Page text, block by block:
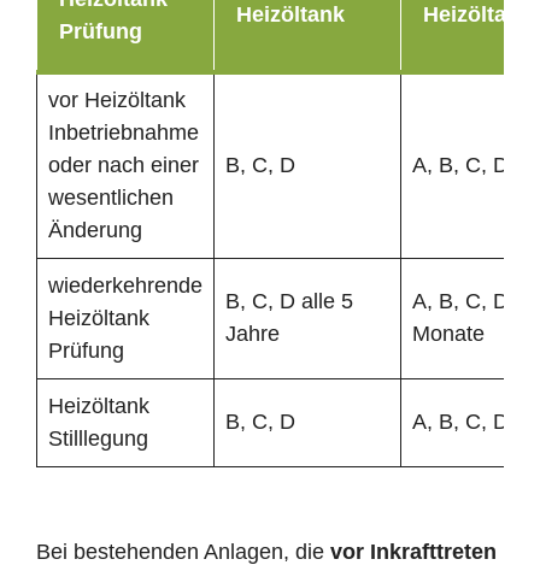
Prüfung
Heizöltank Heizöltank
vor Heizöltank
Inbetriebnahme
oder nach einer
wesentlichen
Änderung
B, C, D A, B, C, D
wiederkehrende
Heizöltank
Prüfung
B, C, D alle 5
Jahre
A, B, C, D
Monate
Heizöltank
Stilllegung
B, C, D A, B, C, D
Bei bestehenden Anlagen, die vor Inkrafttreten